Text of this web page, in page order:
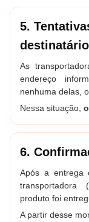
5.
destinatário
As
endereço
nenhuma delas,
Nessa situação,
6.
Após a entrega
transportadora
produto foi
A partir desse